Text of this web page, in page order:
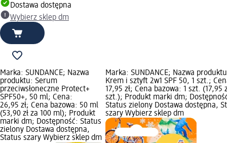
Dostawa dostępna
Wybierz sklep dm
Marka: SUNDANCE; Nazwa
produktu: Serum
przeciwsłoneczne Protect+
SPF50+, 50 ml; Cena:
26,95 zł; Cena bazowa: 50 ml
(53,90 zł za 100 ml); Produkt
marki dm; Dostępność: Status
zielony Dostawa dostępna,
Status szary Wybierz sklep dm
Marka: SUNDANCE; Nazwa
Krem i sztyft 2w1 SPF 50, 1 szt.;
17,95 zł; Cena bazowa: 1 szt. (17,95
szt.); Produkt marki dm;
Status zielony Dostawa dostępna,
szary Wybierz sklep dm